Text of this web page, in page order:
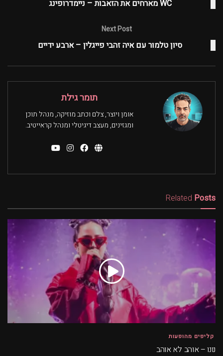
WC מארחים את הזאבות – ניימדרופינג
Next Post
סיון טלמור עם איה זהבי פייגלין – ארבע ידיים
תומר גילת
אומן ויוצר, צלם וכתב מוזיקה, מנהל תוכן
ומגזינים, מעצב דיגיטלי ומנהל קראייטיב.
Related Posts
קליפים מהופעות
נונו – אוהב לא אוהב